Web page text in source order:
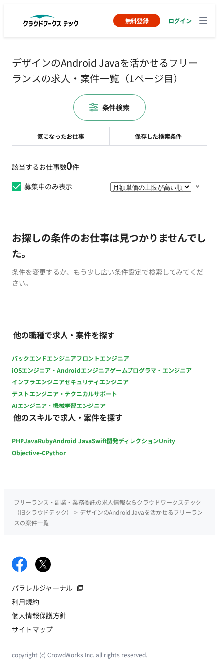
無料登録 ログイン
デザインのAndroid Javaを活かせるフリー
ランスの求人・案件一覧（1ページ目）
該当するお仕事数0件
募集中のみ表示
お探しの条件のお仕事は見つかりませんでし
た。
条件を変更するか、もう少し広い条件設定で検索してみてくだ
さい。
他の職種で求人・案件を探す
バックエンドエンジニアフロントエンジニア
iOSエンジニア・Androidエンジニアゲームプログラマ・エンジニア
インフラエンジニアセキュリティエンジニア
テストエンジニア・テクニカルサポート
AIエンジニア・機械学習エンジニア
他のスキルで求人・案件を探す
PHPJavaRubyAndroid JavaSwift開発ディレクションUnity
Objective-CPython
気になったお仕事 保存した検索条件
条件検索
フリーランス・副業・業務委託の求人情報ならクラウドワークステック
（旧クラウドテック）
> デザインのAndroid Javaを活かせるフリーラン
スの案件一覧
パラレルジャーナル
利用規約
個人情報保護方針
サイトマップ
copyright (c) CrowdWorks Inc. all rights reserved.